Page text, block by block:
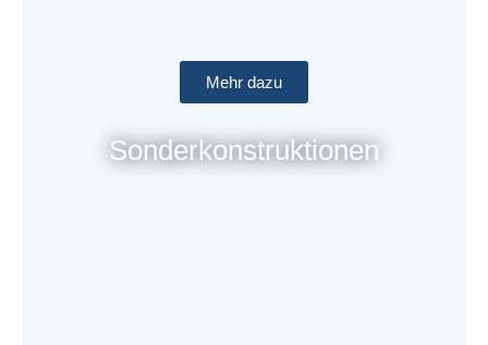
Mehr dazu
Sonderkonstruktionen